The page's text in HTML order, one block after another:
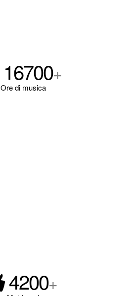
16700+
Ore di musica
4200+